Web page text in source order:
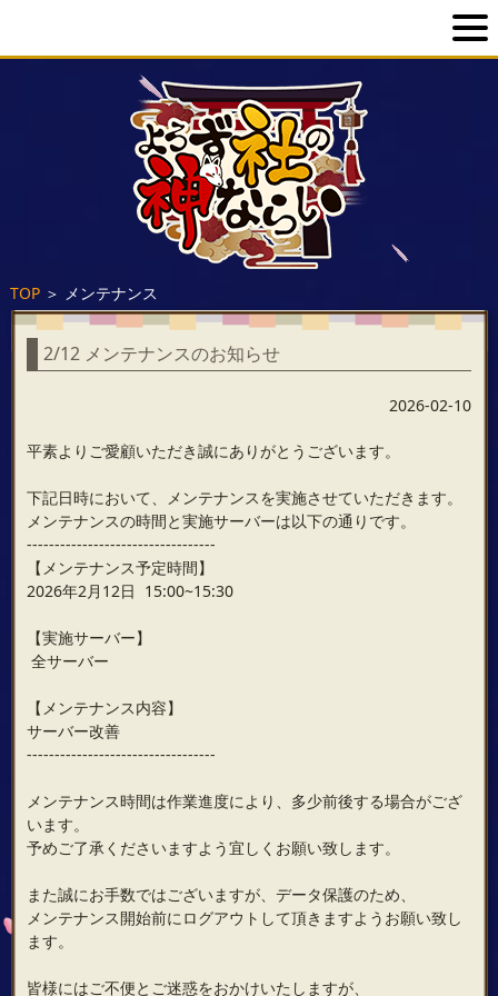
TOP＞ メンテナンス
2/12 メンテナンスのお知らせ
2026-02-10
平素よりご愛顧いただき誠にありがとうございます。
下記日時において、メンテナンスを実施させていただきます。
メンテナンスの時間と実施サーバーは以下の通りです。
----------------------------------
【メンテナンス予定時間】
2026年2月12日 15:00~15:30
【実施サーバー】
全サーバー
【メンテナンス内容】
サーバー改善
----------------------------------
メンテナンス時間は作業進度により、多少前後する場合がござ
います。
予めご了承くださいますよう宜しくお願い致します。
また誠にお手数ではございますが、データ保護のため、
メンテナンス開始前にログアウトして頂きますようお願い致し
ます。
皆様にはご不便とご迷惑をおかけいたしますが、